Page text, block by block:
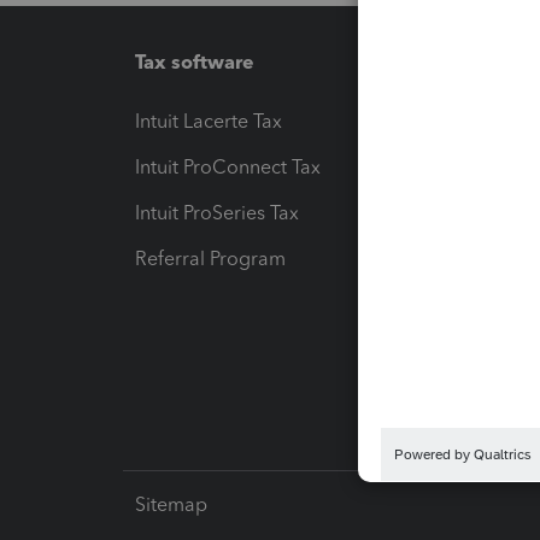
Tax software
Intuit Lacerte Tax
Intuit ProConnect Tax
Intuit ProSeries Tax
Referral Program
Sitemap